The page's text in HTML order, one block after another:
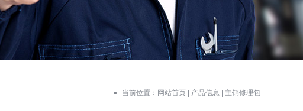
当前位置： 网站首页 产品信息 | 主销修理包